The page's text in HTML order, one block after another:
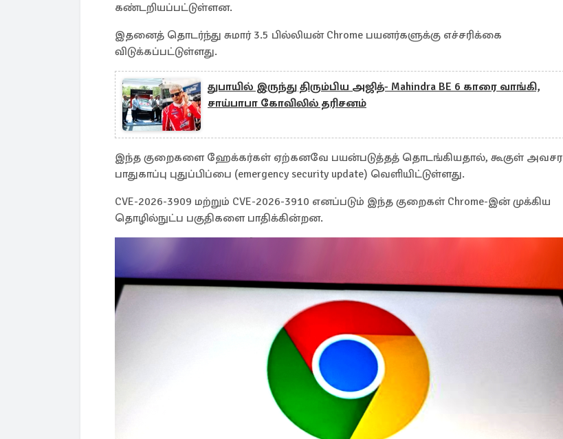
கண்டறியப்பட்டுள்ளன.
இதனைத் தொடர்ந்து சுமார் 3.5 பில்லியன் Chrome பயனர்களுக்கு எச்சரிக்கை
விடுக்கப்பட்டுள்ளது.
துபாயில் இருந்து திரும்பிய அஜித்- Mahindra BE 6 காரை வாங்கி,
சாய்பாபா கோவிலில் தரிசனம்
இந்த குறைகளை ஹேக்கர்கள் ஏற்கனவே பயன்படுத்தத் தொடங்கியதால், கூகுள் அவசர
பாதுகாப்பு புதுப்பிப்பை (emergency security update) வெளியிட்டுள்ளது.
CVE-2026-3909 மற்றும் CVE-2026-3910 எனப்படும் இந்த குறைகள் Chrome-இன் முக்கிய
தொழில்நுட்ப பகுதிகளை பாதிக்கின்றன.